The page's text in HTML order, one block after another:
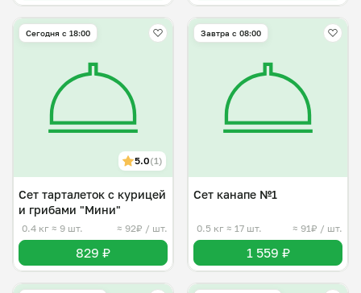
Сегодня с 18:00
5.0(1)
Сет тарталеток с курицей
и грибами "Мини"
0.4 кг ≈ 9 шт. ≈ 92₽ / шт.
829 ₽
Завтра c 08:00
Сет канапе №1
0.5 кг ≈ 17 шт. ≈ 91₽ / шт.
1 559 ₽